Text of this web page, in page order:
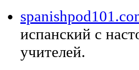
испанский с
учителей.